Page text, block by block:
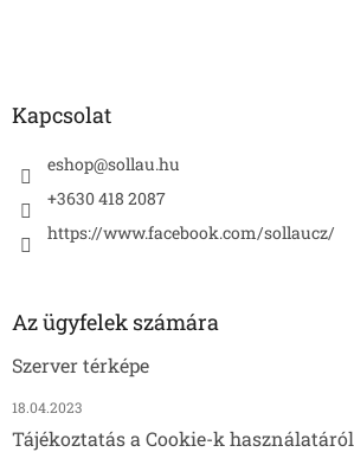
Kapcsolat
eshop@sollau.hu
+3630 418 2087
https://www.facebook.com/sollaucz/
Az ügyfelek számára
Szerver térképe
18.04.2023
Tájékoztatás a Cookie-k használatáról